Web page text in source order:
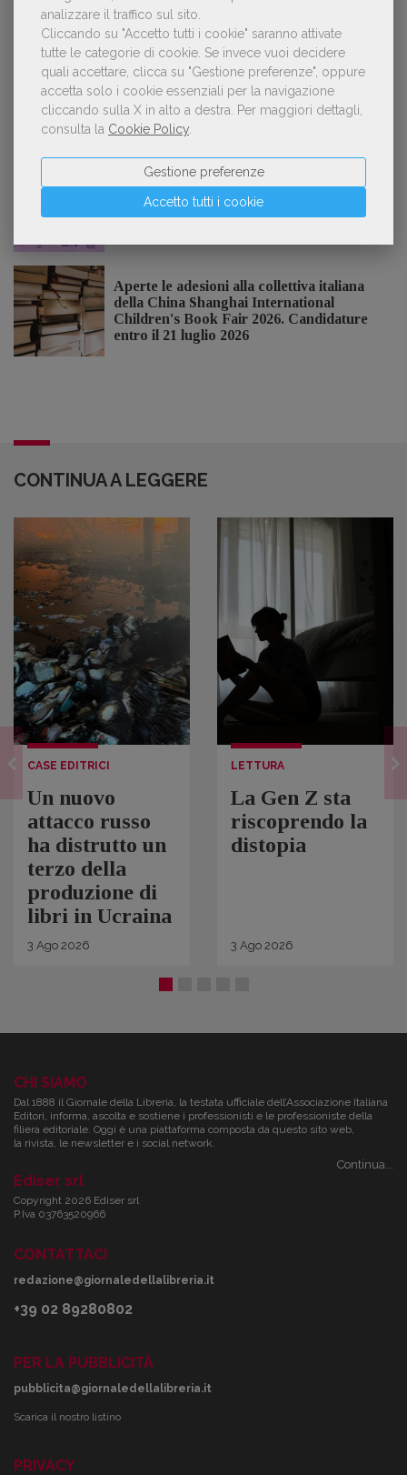
analizzare il traffico sul sito.
Cliccando su "Accetto tutti i cookie" saranno attivate
tutte le categorie di cookie. Se invece vuoi decidere
quali accettare, clicca su "Gestione preferenze", oppure
accetta solo i cookie essenziali per la navigazione
cliccando sulla X in alto a destra.
Per maggiori dettagli,
consulta la Cookie Policy
Accetto tutti i cookie
Gestione preferenze
«La voce umana? Ha un valore aggiunto
impareggiabile». Simona Musmeci, product
manager ebook e audiolibri
NOTIZIE DALL'AIE
Il Premio Inge Feltrinelli apre le
candidature per la quinta edizione,
dedicata al tema della pace
Aperte le adesioni alla collettiva italiana
della China Shanghai International
Children's Book Fair 2026. Candidature
entro il 21 luglio 2026
CONTINUA A LEGGERE
CASE EDITRICI
Un nuovo
attacco russo
ha distrutto un
terzo della
produzione di
libri in Ucraina
3 Ago 2026
LETTURA
La Gen Z sta
riscoprendo la
distopia
3 Ago 2026
CHI SIAMO
Dal 1888 il Giornale della Libreria, la testata ufficiale dell’Associazione Italiana
Editori, informa, ascolta e sostiene i professionisti e le professioniste della
filiera editoriale. Oggi è una piattaforma composta da questo sito web,
la rivista, le newsletter e i social network.
Continua...
Ediser srl
Copyright 2026 Ediser srl
P.Iva 03763520966
CONTATTACI
redazione@giornaledellalibreria.it
+39 02 89280802
PER LA PUBBLICITÀ
pubblicita@giornaledellalibreria.it
Scarica il nostro listino
PRIVACY